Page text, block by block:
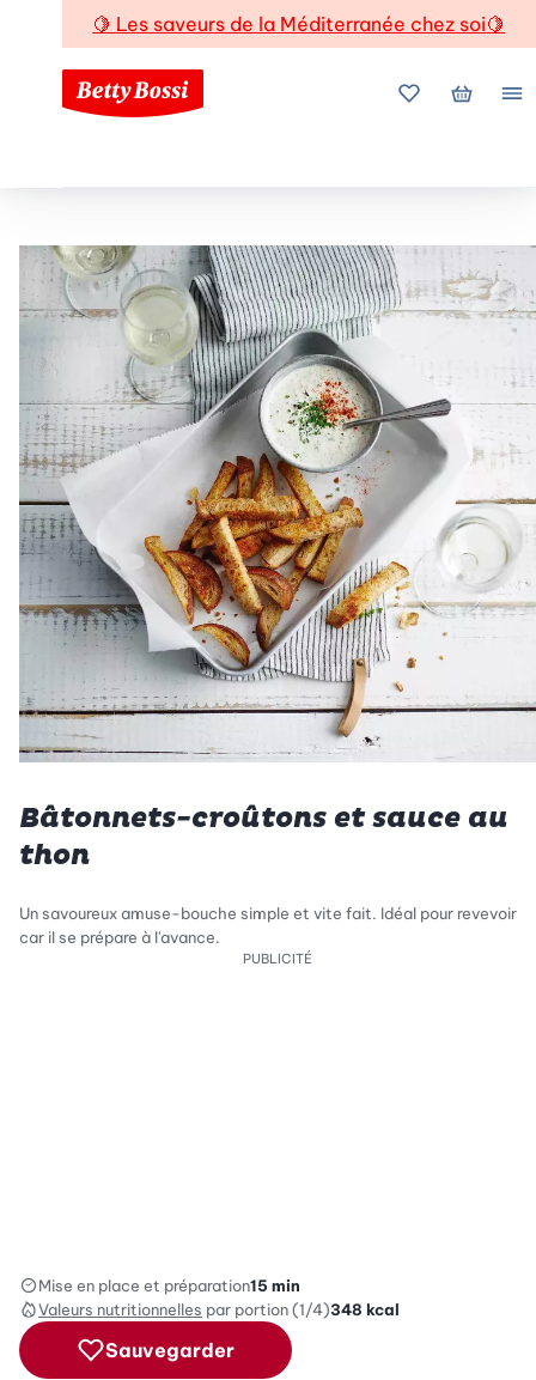
🍋 Les saveurs de la Méditerranée chez soi🍋
Mes favoris
Mon
Bâtonnets-croûtons et sauce au
thon
Un savoureux amuse-bouche simple et vite fait. Idéal pour revevoir
car il se prépare à l'avance.
PUBLICITÉ
Mise en place et préparation15 min
Valeurs nutritionnelles par portion (1/4)348 kcal
Sauvegarder